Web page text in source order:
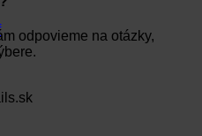
odpovieme na otázky,